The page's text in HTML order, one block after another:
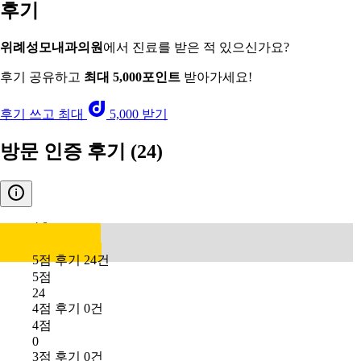
후기
위례성모내과의원 에서 진료를 받은 적 있으신가요?
후기 공유하고 최대 5,000포인트 받아가세요!
후기 쓰고 최대 5,000 받기
방문 인증 후기 (24)
4.8
5점 후기 24건
5점
24
4점 후기 0건
4점
0
3점 후기 0건